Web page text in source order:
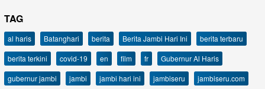
TAG
al haris Batanghari berita Berita Jambi Hari Ini
berita terbaru
berita terkini
covid-19 en film fr
Gubernur Al Haris
gubernur jambi
jambi jambi hari ini jambiseru
jambiseru.com